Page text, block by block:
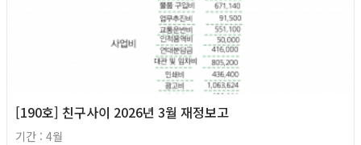
[190호] 친구사이 2026년 3월 재정보고
기간 : 4월